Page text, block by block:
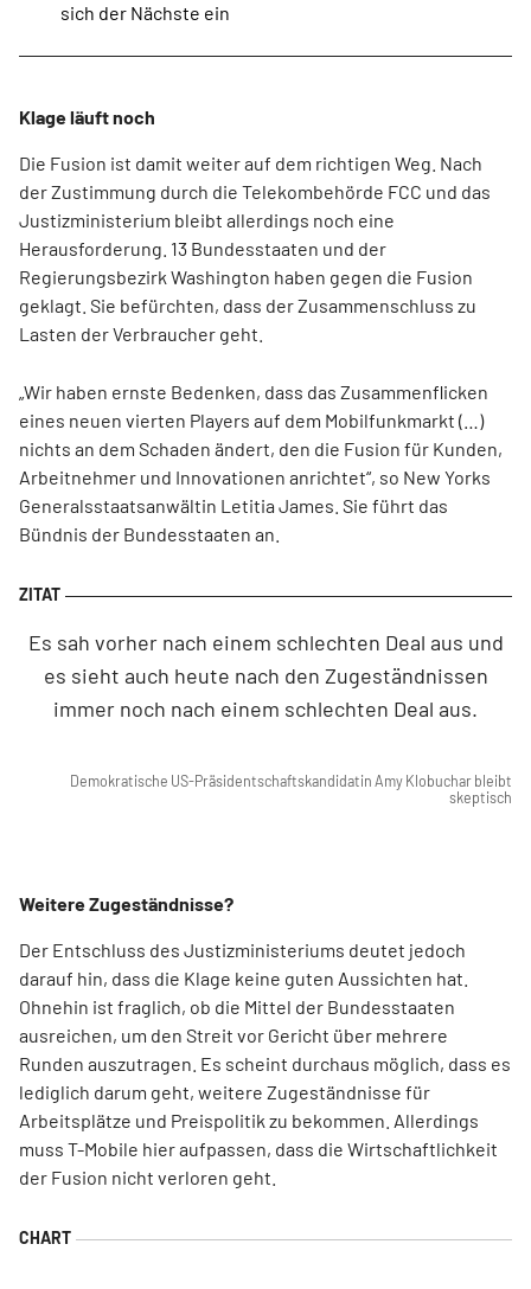
sich der Nächste ein
Klage läuft noch
Die Fusion ist damit weiter auf dem richtigen Weg. Nach
der Zustimmung durch die Telekombehörde FCC und das
Justizministerium bleibt allerdings noch eine
Herausforderung. 13 Bundesstaaten und der
Regierungsbezirk Washington haben gegen die Fusion
geklagt. Sie befürchten, dass der Zusammenschluss zu
Lasten der Verbraucher geht.
„Wir haben ernste Bedenken, dass das Zusammenflicken
eines neuen vierten Players auf dem Mobilfunkmarkt (…)
nichts an dem Schaden ändert, den die Fusion für Kunden,
Arbeitnehmer und Innovationen anrichtet“, so New Yorks
Generalsstaatsanwältin Letitia James. Sie führt das
Bündnis der Bundesstaaten an.
Es sah vorher nach einem schlechten Deal aus und
es sieht auch heute nach den Zugeständnissen
immer noch nach einem schlechten Deal aus.
Demokratische US-Präsidentschaftskandidatin Amy Klobuchar bleibt
skeptisch
Weitere Zugeständnisse?
Der Entschluss des Justizministeriums deutet jedoch
darauf hin, dass die Klage keine guten Aussichten hat.
Ohnehin ist fraglich, ob die Mittel der Bundesstaaten
ausreichen, um den Streit vor Gericht über mehrere
Runden auszutragen. Es scheint durchaus möglich, dass es
lediglich darum geht, weitere Zugeständnisse für
Arbeitsplätze und Preispolitik zu bekommen. Allerdings
muss T-Mobile hier aufpassen, dass die Wirtschaftlichkeit
der Fusion nicht verloren geht.